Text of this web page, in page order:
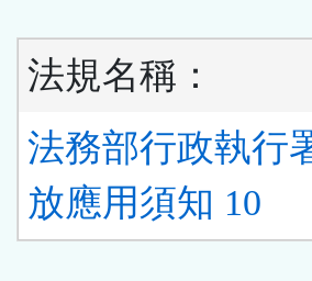
法規名稱：
法務部行政執行
放應用須知 10